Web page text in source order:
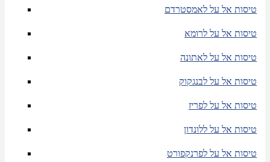
טיסות אל על לאמסטרדם
טיסות אל על לרומא
טיסות אל על לאתונה
טיסות אל על לבנגקוק
טיסות אל על לפריז
טיסות אל על ללונדון
טיסות אל על לפרנקפורט